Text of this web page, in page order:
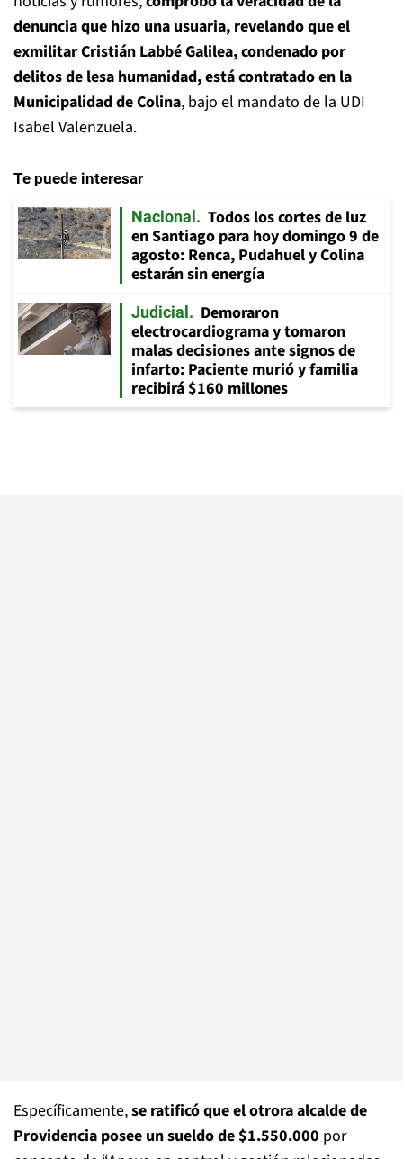
denuncia que hizo una usuaria, revelando que el
exmilitar Cristián Labbé Galilea, condenado por
delitos de lesa humanidad, está contratado en la
Municipalidad de Colina, bajo el mandato de la UDI
Isabel Valenzuela.
Te puede interesar
Nacional
Todos los cortes de luz
en Santiago para hoy domingo 9 de
agosto: Renca, Pudahuel y Colina
estarán sin energía
Judicial
Demoraron
electrocardiograma y tomaron
malas decisiones ante signos de
infarto: Paciente murió y familia
recibirá $160 millones
Específicamente,se ratificó que el otrora alcalde de
Providencia posee un sueldo de $1.550.000 por